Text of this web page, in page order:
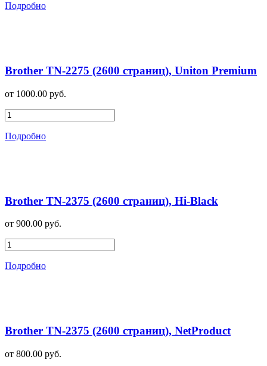
Подробно
Brother TN-2275 (2600 страниц), Uniton Premium
от 1000.00 руб.
Подробно
Brother TN-2375 (2600 страниц), Hi-Black
от 900.00 руб.
Подробно
Brother TN-2375 (2600 страниц), NetProduct
от 800.00 руб.